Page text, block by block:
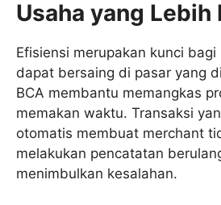
Usaha yang Lebih
Efisiensi merupakan kunci
dapat bersaing di pasar yang
BCA membantu memangkas
memakan waktu. Transaksi
otomatis membuat merchant
melakukan pencatatan
menimbulkan kesalahan.